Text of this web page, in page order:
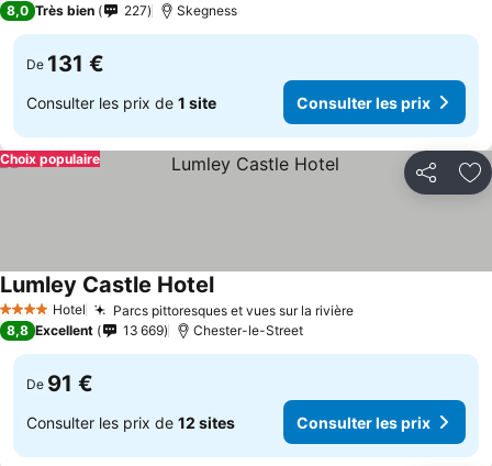
8,0 Très bien 227 Skegness
De 131 €
Consulter les prix de 1 site Consulter les prix
Partager
Choix populaire
4 Étoiles Hotel Parcs pittoresques et vues sur la rivière
Lumley Castle Hotel
8,8 Excellent 13 669 Chester-le-Street
De 91 €
Consulter les prix de 12 sites Consulter les prix